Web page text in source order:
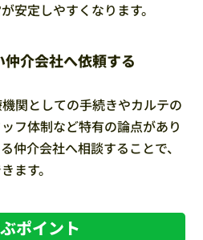
安定しやすくなります。
介会社へ依頼する
関としての手続きやカルテの
フ体制など特有の論点があり
仲介会社へ相談することで、
ます。
ポイント